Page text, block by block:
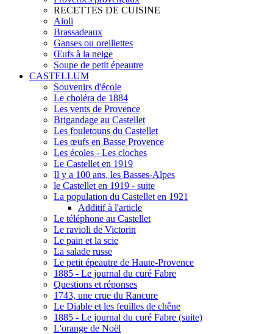
RECETTES DE CUISINE
Aioli
Brassadeaux
Ganses ou oreillettes
Œufs à la neige
Soupe de petit épeautre
CASTELLUM
Souvenirs d'école
Le choléra de 1884
Les vents de Provence
Brigandage au Castellet
Les fouletouns du Castellet
Les œufs en Basse Provence
Les écoles - Les cloches
Le Castellet en 1919
Il y a 100 ans, les Basses-Alpes
le Castellet en 1919 - suite
La population du Castellet en 1921
Additif à l'article
Le téléphone au Castellet
Le ravioli de Victorin
Le pain et la scie
La salade russe
Le petit épeautre de Haute-Provence
1885 - Le journal du curé Fabre
Questions et réponses
1743, une crue du Rancure
Le Diable et les feuilles de chêne
1885 - Le journal du curé Fabre (suite)
L'orange de Noël